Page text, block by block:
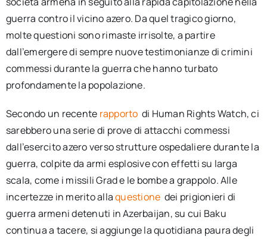
guerra contro il vicino azero. Da quel tragico giorno,
molte questioni sono rimaste irrisolte, a partire
dall’emergere di sempre nuove testimonianze di crimini
commessi durante la guerra che hanno turbato
profondamente la popolazione.
Secondo un recente rapporto di Human Rights Watch, ci
sarebbero una serie di prove di attacchi commessi
dall’esercito azero verso strutture ospedaliere durante la
guerra, colpite da armi esplosive con effetti su larga
scala, come i missili Grad e le bombe a grappolo. Alle
incertezze in merito allaquestione dei prigionieri di
guerra armeni detenuti in Azerbaijan, su cui Baku
continua a tacere, si aggiunge la quotidiana paura degli